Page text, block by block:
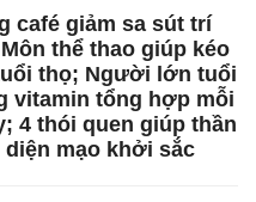
café giảm sa sút trí
thể thao giúp kéo
thọ; Người lớn tuổi
vitamin tổng hợp mỗi
4 thói quen giúp thần
diện mạo khởi sắc